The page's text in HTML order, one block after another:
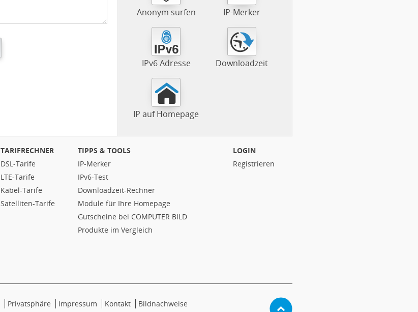
Anonym surfen IP-Merker
IPv6 Adresse Downloadzeit
IP auf Homepage
TARIFRECHNER
DSL-Tarife
LTE-Tarife
Kabel-Tarife
Satelliten-Tarife
TIPPS & TOOLS
IP-Merker
IPv6-Test
Downloadzeit-Rechner
Module für Ihre Homepage
Gutscheine bei COMPUTER BILD
Produkte im Vergleich
LOGIN
Registrieren
Privatsphäre Impressum Kontakt Bildnachweise